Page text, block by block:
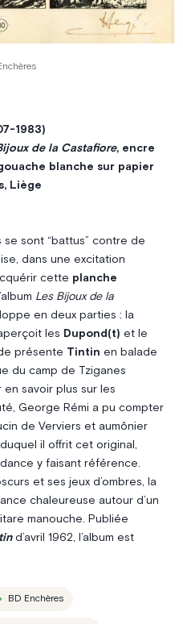
1983)
de la Castafiore, encre
blanche sur papier
Liège
se sont “battus” contre de
dans une excitation
cette planche
Les Bijoux de la
en deux parties : la
les Dupond(t) et le
présente Tintin en balade
du camp de Tziganes
savoir plus sur les
George Rémi a pu compter
de Verviers et aumônier
il offrit cet original,
y faisant référence.
et ses jeux d’ombres, la
chaleureuse autour d’un
manouche. Publiée
d’avril 1962, l’album est
BD Enchères